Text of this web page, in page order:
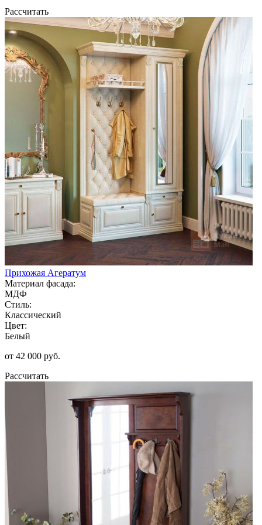
Рассчитать
Прихожая Агератум
Материал фасада:
МДФ
Стиль:
Классический
Цвет:
Белый
от 42 000 руб.
Рассчитать